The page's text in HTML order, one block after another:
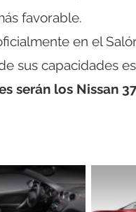
favorable.
en el
sus capacidades
serán los Nissan